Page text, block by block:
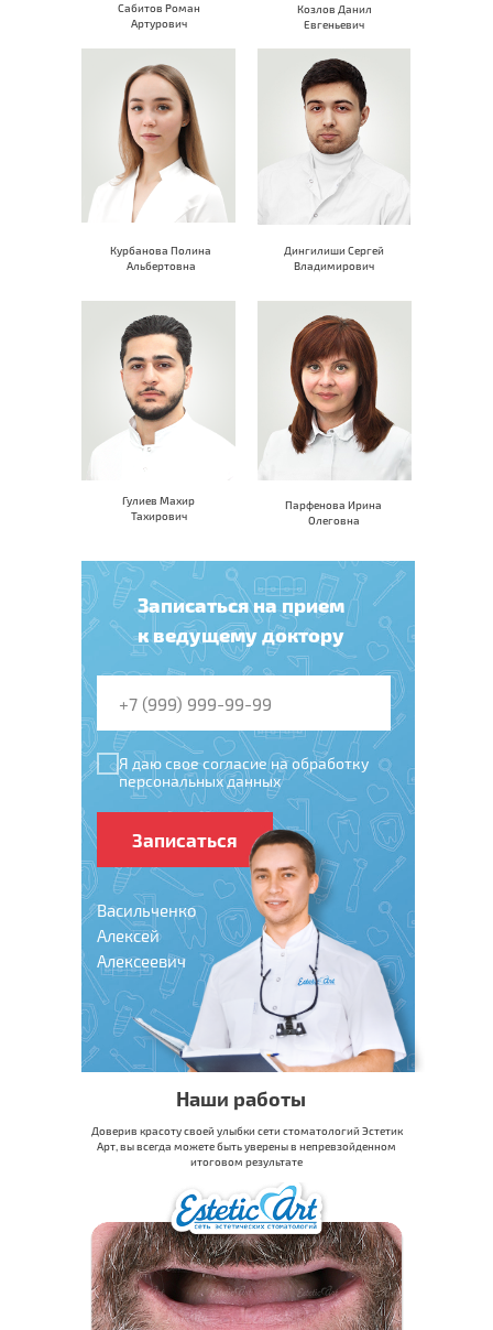
Записаться на прием
к ведущему доктору
Я даю свое согласие на обработку
персональных данных
Записаться
Васильченко
Алексей
Алексеевич
Гулиев Махир
Тахирович
Козлов Данил
Евгеньевич
Курбанова Полина
Альбертовна
Парфенова Ирина
Олеговна
Дингилиши Сергей
Владимирович
Сабитов Роман
Артурович
Наши работы
Доверив красоту своей улыбки сети стоматологий Эстетик
Арт, вы всегда можете быть уверены в непревзойденном
итоговом результате